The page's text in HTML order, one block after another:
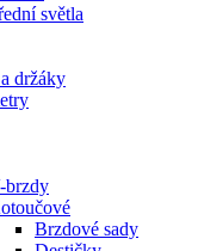
světla
držáky
brzdy
Brzdové sady